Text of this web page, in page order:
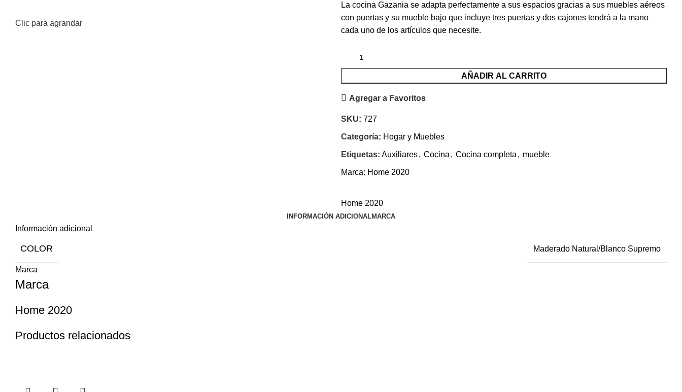
Clic para agrandar
La cocina Gazania se adapta perfectamente a sus espacios gracias a sus muebles aéreos
con puertas y su mueble bajo que incluye tres puertas y dos cajones tendrá a la mano
cada uno de los artículos que necesite.
AÑADIR AL CARRITO
Agregar a Favoritos
SKU: 727
Categoría: Hogar y Muebles
Etiquetas: Auxiliares, Cocina , Cocina completa , mueble
Marca: Home 2020
Home 2020
INFORMACIÓN ADICIONALMARCA
Información adicional
COLOR Maderado Natural/Blanco Supremo
Marca
Marca
Home 2020
Productos relacionados